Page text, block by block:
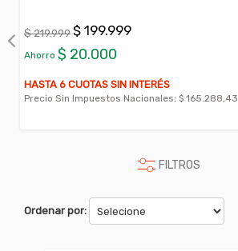
$ 219.999 $ 199.999
Ahorro $ 20.000
HASTA 6 CUOTAS SIN INTERÉS
Precio Sin Impuestos Nacionales: $ 165.288,43
FILTROS
Ordenar por: